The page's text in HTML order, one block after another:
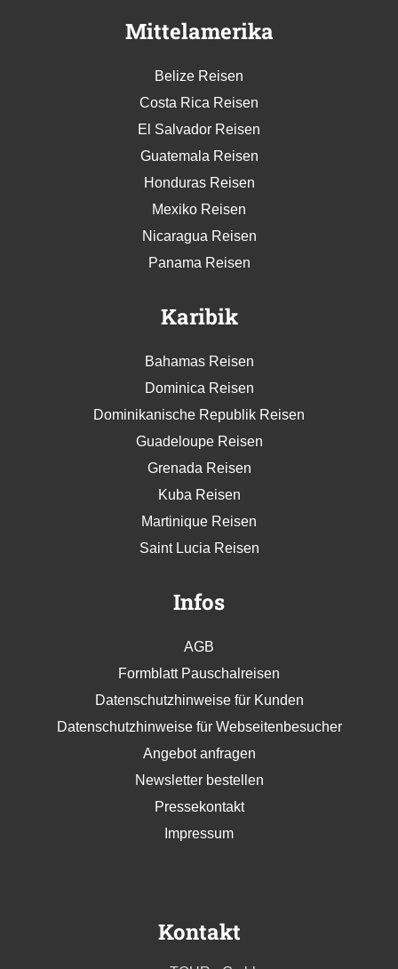
Mittelamerika
Belize Reisen
Costa Rica Reisen
El Salvador Reisen
Guatemala Reisen
Honduras Reisen
Mexiko Reisen
Nicaragua Reisen
Panama Reisen
Karibik
Bahamas Reisen
Dominica Reisen
Dominikanische Republik Reisen
Guadeloupe Reisen
Grenada Reisen
Kuba Reisen
Martinique Reisen
Saint Lucia Reisen
Infos
AGB
Formblatt Pauschalreisen
Datenschutzhinweise für Kunden
Datenschutzhinweise für Webseitenbesucher
Angebot anfragen
Newsletter bestellen
Pressekontakt
Impressum
Kontakt